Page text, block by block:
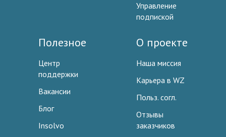
Управление
подпиской
Полезное
Центр
поддержки
Вакансии
Блог
Insolvo
О проекте
Наша миссия
Карьера в WZ
Польз. согл.
Отзывы
заказчиков